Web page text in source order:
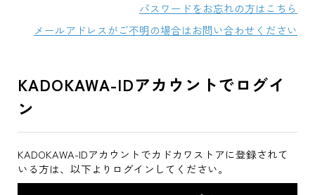
パスワードをお忘れの方はこちら
メールアドレスがご不明の場合はお問い合わせください
KADOKAWA-IDアカウントでログイ
ン
KADOKAWA-IDアカウントでカドカワストアに登録されて
いる方は、以下よりログインしてください。